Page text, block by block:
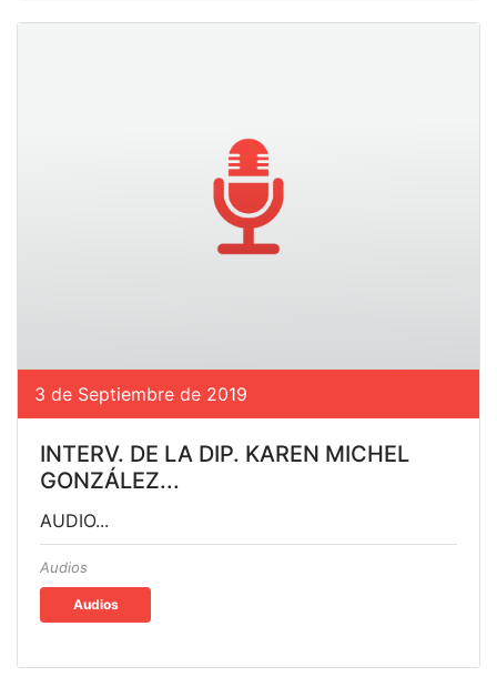
3 de Septiembre de 2019
INTERV. DE LA DIP. KAREN MICHEL
GONZÁLEZ...
AUDIO...
Audios
Audios